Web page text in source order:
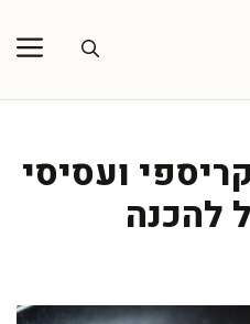
ועסיסי
להכנה